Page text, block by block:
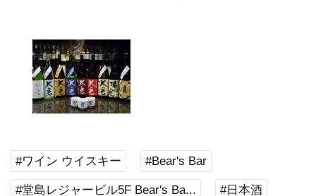
#ワイン ウイスキー #Bear's Bar
#堂島レジャービル5F Bear's Ba... #日本酒